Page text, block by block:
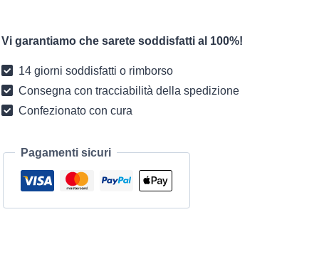
foglie
quantità
Vi garantiamo che sarete soddisfatti al 100%!
14 giorni soddisfatti o rimborso
Consegna con tracciabilità della spedizione
Confezionato con cura
Pagamenti sicuri